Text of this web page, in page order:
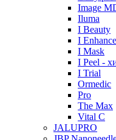
Image
Iluma
I Beauty
I Enhance
I Mask
I Peel -
I Trial
Ormedic
Pro
The Max
Vital C
JALUPRO